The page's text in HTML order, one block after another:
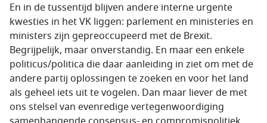
En in de tussentijd blijven andere interne urgente
kwesties in het VK liggen: parlement en ministeries en
ministers zijn gepreoccupeerd met de Brexit.
Begrijpelijk, maar onverstandig. En maar een enkele
politicus/politica die daar aanleiding in ziet om met de
andere partij oplossingen te zoeken en voor het land
als geheel iets uit te vogelen. Dan maar liever de met
ons stelsel van evenredige vertegenwoordiging